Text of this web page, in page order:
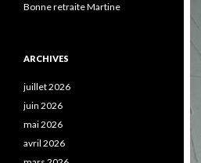
Bonne retraite Martine
ARCHIVES
juillet 2026
juin 2026
mai 2026
avril 2026